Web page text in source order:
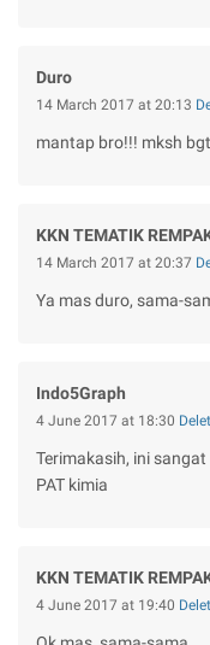
Duro
14 March 2017 at 20:13
mantap bro!!! mksh
KKN TEMATIK
14 March 2017 at 20:37
Ya mas duro, sama-
Indo5Graph
4 June 2017 at 18:30
Terimakasih, ini
PAT kimia
KKN TEMATIK
4 June 2017 at 19:40